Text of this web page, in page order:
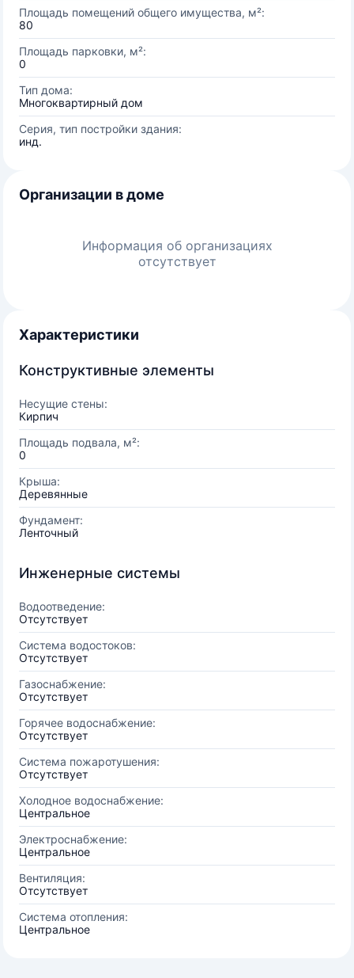
Площадь помещений общего имущества, м²:
80
Площадь парковки, м²:
0
Тип дома:
Многоквартирный дом
Серия, тип постройки здания:
инд.
Организации в доме
Информация об организациях
отсутствует
Характеристики
Конструктивные элементы
Несущие стены:
Кирпич
Площадь подвала, м²:
0
Крыша:
Деревянные
Фундамент:
Ленточный
Инженерные системы
Водоотведение:
Отсутствует
Система водостоков:
Отсутствует
Газоснабжение:
Отсутствует
Горячее водоснабжение:
Отсутствует
Система пожаротушения:
Отсутствует
Холодное водоснабжение:
Центральное
Электроснабжение:
Центральное
Вентиляция:
Отсутствует
Система отопления:
Центральное